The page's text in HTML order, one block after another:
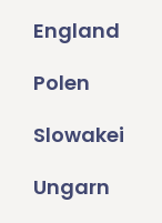
England
Polen
Slowakei
Ungarn